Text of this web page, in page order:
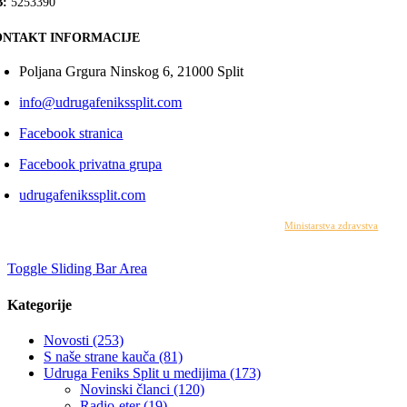
INFORMACIJE
Poljana Grgura Ninskog 6, 21000 Split
info@udrugafenikssplit.com
Facebook stranica
Facebook privatna grupa
udrugafenikssplit.com
Izrada web stranice financirana je sredstvimaMinistarstva zdravstva
Toggle Sliding Bar Area
Kategorije
Novosti (253)
S naše strane kauča (81)
Udruga Feniks Split u medijima (173)
Novinski članci (120)